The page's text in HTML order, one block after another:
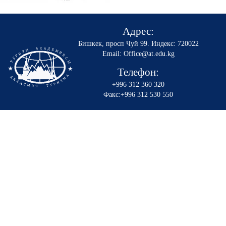
Адрес:
Бишкек, просп Чуй 99. Индекс: 720022
Email: Office@at.edu.kg
Телефон:
+996 312 360 320
Факс:+996 312 530 550